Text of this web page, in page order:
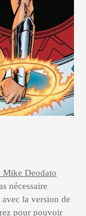
Mike Deodato
nécessaire
la version de
pour pouvoir